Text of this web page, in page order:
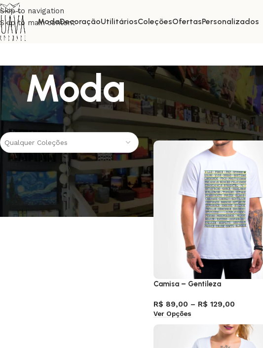
Skip to navigation
Skip to main content
ModaDecoraçãoUtilitáriosColeçõesOfertasPersonalizados
Moda
Coleções
Qualquer Coleções
Início Moda Página 3
Camisa – Gentileza
R$ 89,00 – R$ 129,00
Ver Opções